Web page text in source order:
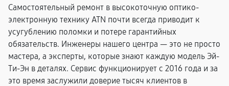
Самостоятельный ремонт в высокоточную оптико-
электронную технику ATN почти всегда приводит к
усугублению поломки и потере гарантийных
обязательств. Инженеры нашего центра — это не просто
мастера, а эксперты, которые знают каждую модель Эй-
Ти-Эн в деталях. Сервис функционирует с 2016 года и за
это время заслужили доверие тысяч клиентов в